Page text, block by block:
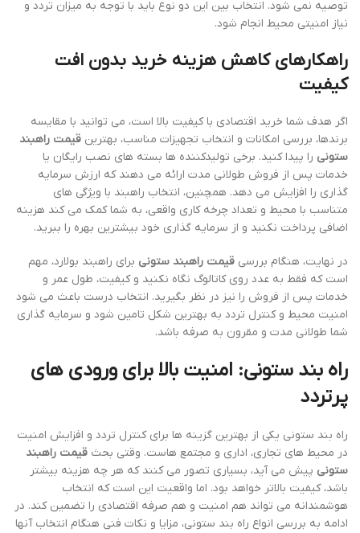
توصیه نمی شود. انتخاب بین این دو نوع باید با توجه به میزان تردد و
نیاز امنیتی محیط انجام شود.
راهکارهای کاهش هزینه خرید بدون افت
کیفیت
اگر هدف شما خرید اقتصادی با کیفیت بالا است، می توانید با مقایسه
برندها، بررسی امکانات و انتخاب تجهیزات مناسب، بهترین قیمت راهبند
ستونی را پیدا کنید. برخی تولیدکننده ها بسته های نصب رایگان یا
خدمات پس از فروش طولانی مدت ارائه می دهند که ارزش سرمایه
گذاری را افزایش می دهد. همچنین، انتخاب راهبند با ویژگی های
متناسب با محیط و تعداد چرخه کاری واقعی، به شما کمک می کند هزینه
اضافی پرداخت نکنید و از سرمایه گذاری خود بیشترین بهره را ببرید.
در نهایت، هنگام بررسی قیمت راهبند ستونی برای راهبند بولارد، مهم
است که فقط به عدد روی کاتالوگ نگاه نکنید و کیفیت، طول عمر و
خدمات پس از فروش را نیز در نظر بگیرید. انتخاب درست باعث می شود
امنیت محیط و کنترل تردد به بهترین شکل تامین شود و سرمایه گذاری
شما طولانی مدت و مقرون به صرفه باشد.
راه بند ستونی: امنیت بالا برای ورودی های
پرتردد
راه بند ستونی یکی از بهترین گزینه ها برای کنترل تردد و افزایش امنیت
در محیط های تجاری، اداری و مجتمع هاست. وقتی بحث قیمت راهبند
ستونی پیش می آید، بسیاری تصور می کنند که هر چه هزینه بیشتر
باشد، کیفیت بالاتر خواهد بود. اما واقعیت این است که انتخاب
هوشمندانه می تواند هم امنیت و هم صرفه اقتصادی را تضمین کند. در
ادامه به بررسی انواع راه بند ستونی، مزایا و نکات فنی هنگام انتخاب آنها